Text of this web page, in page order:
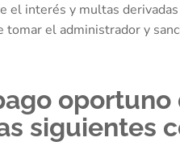
el interés y multas
el administrador y
siguientes